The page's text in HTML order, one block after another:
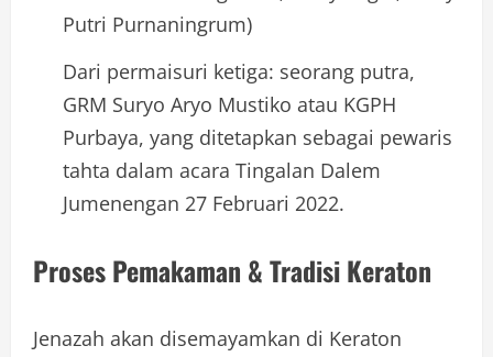
Putri Purnaningrum)
Dari permaisuri ketiga: seorang putra,
GRM Suryo Aryo Mustiko atau KGPH
Purbaya, yang ditetapkan sebagai pewaris
tahta dalam acara Tingalan Dalem
Jumenengan 27 Februari 2022.
Proses Pemakaman & Tradisi Keraton
Jenazah akan disemayamkan di Keraton